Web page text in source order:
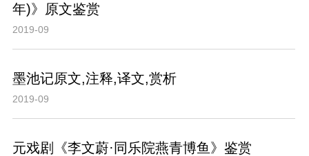
年)》原文鉴赏
2019-09
墨池记原文,注释,译文,赏析
2019-09
元戏剧《李文蔚·同乐院燕青博鱼》鉴赏